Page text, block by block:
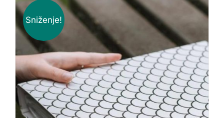
Sniženje!